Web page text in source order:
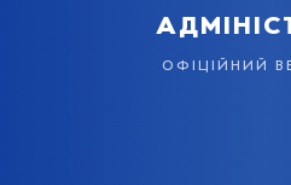
офіційний